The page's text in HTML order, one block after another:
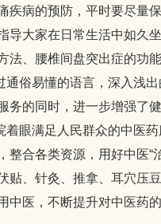
疾病的预防，平时要尽量
导大家在日常生活中如久
法、腰椎间盘突出症的功
俗易懂的语言，深入浅出
务的同时，进一步增强了
眼满足人民群众的中医药
整合各类资源，用好中医
贴、针灸、推拿、耳穴压
中医，不断提升对中医药的